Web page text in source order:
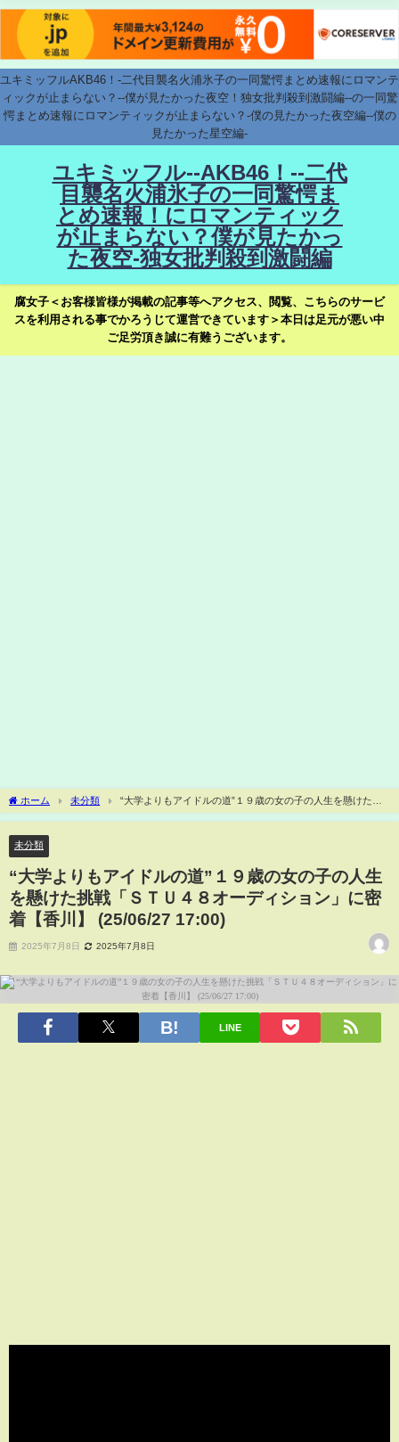
ユキミッフルAKB46！-二代目襲名火浦氷子の一同驚愕まとめ速報にロマンテ
ィックが止まらない？--僕が見たかった夜空！独女批判殺到激闘編--の一同驚
愕まとめ速報にロマンティックが止まらない？-僕の見たかった夜空編--僕の
見たかった星空編-
ユキミッフル--AKB46！--二代
目襲名火浦氷子の一同驚愕ま
とめ速報！にロマンティック
が止まらない？僕が見たかっ
た夜空-独女批判殺到激闘編
腐女子＜お客様皆様が掲載の記事等へアクセス、閲覧、こちらのサービ
スを利用される事でかろうじて運営できています＞本日は足元が悪い中
ご足労頂き誠に有難うございます。
ホーム 未分類
“大学よりもアイドルの道”１９歳の女の子の人生を懸けた挑
戦「ＳＴＵ４８オーディション」に密着【香川】 (25/06/27 17:00)
未分類
“大学よりもアイドルの道”１９歳の女の子の人生
を懸けた挑戦「ＳＴＵ４８オーディション」に密
着【香川】 (25/06/27 17:00)
2025年7月8日 2025年7月8日
LINE